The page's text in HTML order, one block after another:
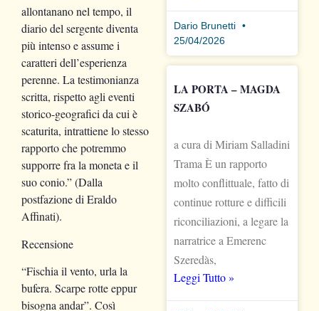
allontanano nel tempo, il
diario del sergente diventa
più intenso e assume i
caratteri dell’esperienza
perenne. La testimonianza
scritta, rispetto agli eventi
storico-geografici da cui è
scaturita, intrattiene lo stesso
rapporto che potremmo
supporre fra la moneta e il
suo conio.” (Dalla
postfazione di Eraldo
Affinati).
Recensione
“Fischia il vento, urla la
bufera. Scarpe rotte eppur
bisogna andar”. Così
Dario Brunetti
25/04/2026
LA PORTA – MAGDA
SZABÓ
a cura di Miriam Salladini
Trama È un rapporto
molto conflittuale, fatto di
continue rotture e difficili
riconciliazioni, a legare la
narratrice a Emerenc
Szeredàs,
Leggi Tutto »